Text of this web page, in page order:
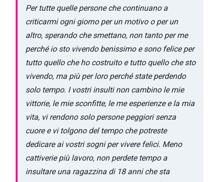
Per tutte quelle persone che continuano a
criticarmi ogni giorno per un motivo o per un
altro, sperando che smettano, non tanto per me
perché io sto vivendo benissimo e sono felice per
tutto quello che ho costruito e tutto quello che sto
vivendo, ma più per loro perché state perdendo
solo tempo. I vostri insulti non cambino le mie
vittorie, le mie sconfitte, le me esperienze e la mia
vita, vi rendono solo persone peggiori senza
cuore e vi tolgono del tempo che potreste
dedicare ai vostri sogni per vivere felici. Meno
cattiverie più lavoro, non perdete tempo a
insultare una ragazzina di 18 anni che sta